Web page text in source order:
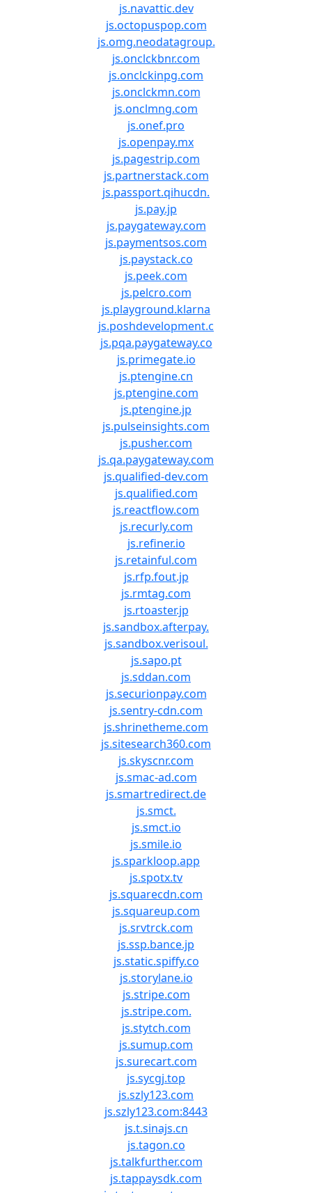
js.navattic.dev
js.octopuspop.com
js.omg.neodatagroup.
js.onclckbnr.com
js.onclckinpg.com
js.onclckmn.com
js.onclmng.com
js.onef.pro
js.openpay.mx
js.pagestrip.com
js.partnerstack.com
js.passport.qihucdn.
js.pay.jp
js.paygateway.com
js.paymentsos.com
js.paystack.co
js.peek.com
js.pelcro.com
js.playground.klarna
js.poshdevelopment.c
js.pqa.paygateway.co
js.primegate.io
js.ptengine.cn
js.ptengine.com
js.ptengine.jp
js.pulseinsights.com
js.pusher.com
js.qa.paygateway.com
js.qualified-dev.com
js.qualified.com
js.reactflow.com
js.recurly.com
js.refiner.io
js.retainful.com
js.rfp.fout.jp
js.rmtag.com
js.rtoaster.jp
js.sandbox.afterpay.
js.sandbox.verisoul.
js.sapo.pt
js.sddan.com
js.securionpay.com
js.sentry-cdn.com
js.shrinetheme.com
js.sitesearch360.com
js.skyscnr.com
js.smac-ad.com
js.smartredirect.de
js.smct.
js.smct.io
js.smile.io
js.sparkloop.app
js.spotx.tv
js.squarecdn.com
js.squareup.com
js.srvtrck.com
js.ssp.bance.jp
js.static.spiffy.co
js.storylane.io
js.stripe.com
js.stripe.com.
js.stytch.com
js.sumup.com
js.surecart.com
js.sycgj.top
js.szly123.com
js.szly123.com:8443
js.t.sinajs.cn
js.tagon.co
js.talkfurther.com
js.tappaysdk.com